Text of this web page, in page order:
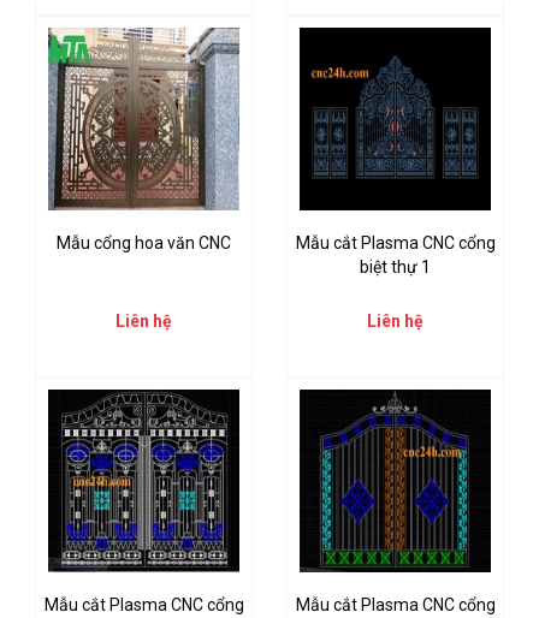
Mẫu cổng hoa văn CNC
Liên hệ
Mẫu cắt Plasma CNC cổng
biệt thự 1
Liên hệ
Mẫu cắt Plasma CNC cổng
Mẫu cắt Plasma CNC cổng